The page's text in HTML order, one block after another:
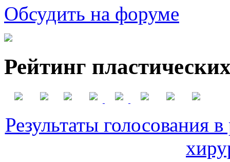
Обсудить на форуме
Рейтинг
Результаты голосования